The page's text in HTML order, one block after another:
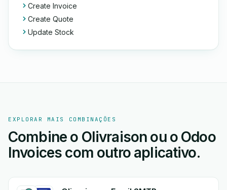
Create Invoice
Create Quote
Update Stock
EXPLORAR MAIS COMBINAÇÕES
Combine o Olivraison ou o Odoo
Invoices com outro aplicativo.